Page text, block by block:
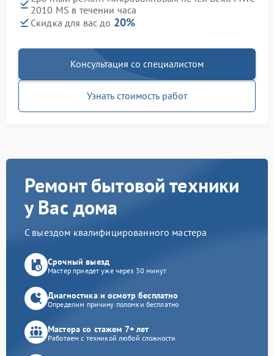
2010 MS в течении часа
Скидка для вас до 20%
Консультация со специалистом
Узнать стоимость работ
Ремонт бытовой техники
у Вас дома
С выездом квалифицированного мастера
Срочный выезд
Мастер приедет уже через 30 минут
Диагностика и осмотр бесплатно
Определим причину поломки бесплатно
Мастера со стажем 7+ лет
Работаем с техникой любой сложности